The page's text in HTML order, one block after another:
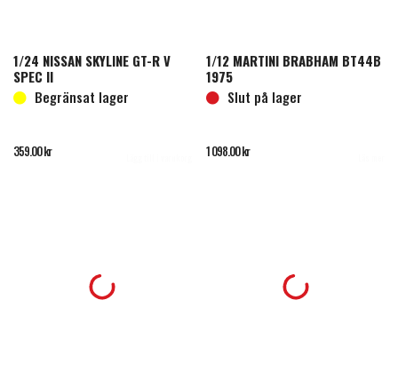
1/24 NISSAN SKYLINE GT-R V
SPEC II
Begränsat lager
359.00kr
1/12 MARTINI BRABHAM BT44B
1975
Slut på lager
1 098.00kr